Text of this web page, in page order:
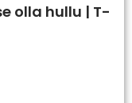
olla hullu | T-